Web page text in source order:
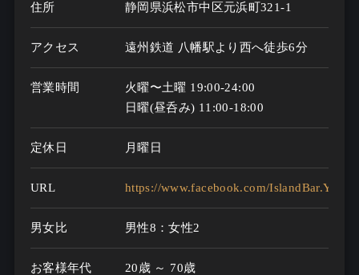
住所 静岡県浜松市中区元浜町321-1
アクセス 遠州鉄道 八幡駅より西へ徒歩6分
営業時間
火曜〜土曜 19:00-24:00
日曜(昼呑み) 11:00-18:00
定休日 月曜日
URL https://www.facebook.com/
男女比 男性8：女性2
お客様年代 20歳 ～ 70歳